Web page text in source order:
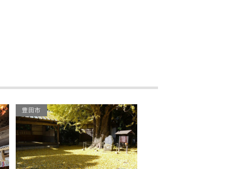
玄楼窯
養泉寺
亀姫の墓（本法寺）
西尾ゴルフクラブ
豊田市